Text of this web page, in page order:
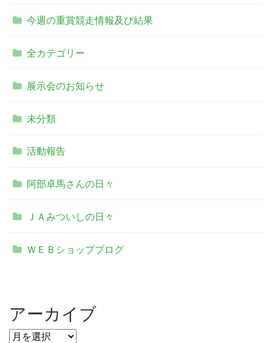
今週の重賞競走情報及び結果
全カテゴリー
展示会のお知らせ
未分類
活動報告
阿部卓馬さんの日々
ＪＡみついしの日々
ＷＥＢショップブログ
アーカイブ
ア